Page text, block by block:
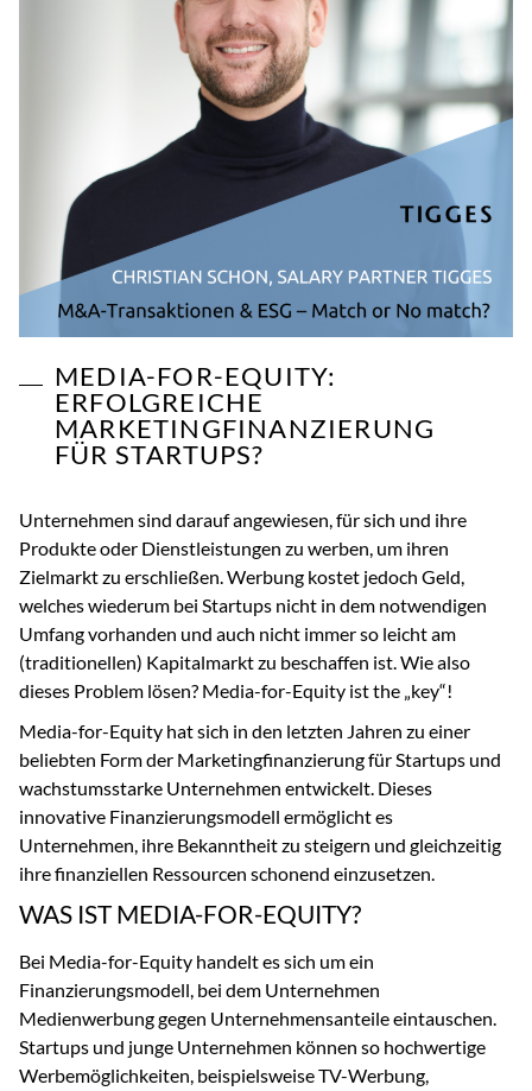
MEDIA-FOR-EQUITY:
ERFOLGREICHE
MARKETINGFINANZIERUNG
FÜR STARTUPS?
Unternehmen sind darauf angewiesen, für sich und ihre
Produkte oder Dienstleistungen zu werben, um ihren
Zielmarkt zu erschließen. Werbung kostet jedoch Geld,
welches wiederum bei Startups nicht in dem notwendigen
Umfang vorhanden und auch nicht immer so leicht am
(traditionellen) Kapitalmarkt zu beschaffen ist. Wie also
dieses Problem lösen? Media-for-Equity ist the „key“!
Media-for-Equity hat sich in den letzten Jahren zu einer
beliebten Form der Marketingfinanzierung für Startups und
wachstumsstarke Unternehmen entwickelt. Dieses
innovative Finanzierungsmodell ermöglicht es
Unternehmen, ihre Bekanntheit zu steigern und gleichzeitig
ihre finanziellen Ressourcen schonend einzusetzen.
WAS IST MEDIA-FOR-EQUITY?
Bei Media-for-Equity handelt es sich um ein
Finanzierungsmodell, bei dem Unternehmen
Medienwerbung gegen Unternehmensanteile eintauschen.
Startups und junge Unternehmen können so hochwertige
Werbemöglichkeiten, beispielsweise TV-Werbung,